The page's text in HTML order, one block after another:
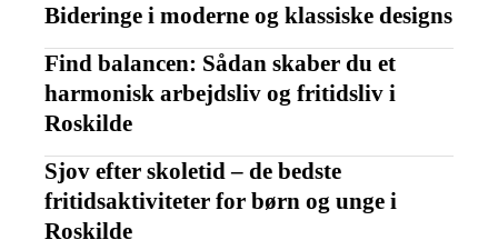
Bideringe i moderne og klassiske designs
Find balancen: Sådan skaber du et
harmonisk arbejdsliv og fritidsliv i
Roskilde
Sjov efter skoletid – de bedste
fritidsaktiviteter for børn og unge i
Roskilde